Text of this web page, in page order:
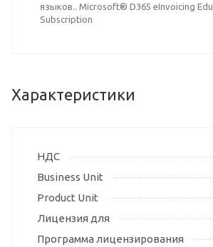
языков.. Microsoft® D365 eInvoicing Edu
Subscription
Характеристики
НДС
Business Unit
Product Unit
Лицензия для
Программа лицензирования